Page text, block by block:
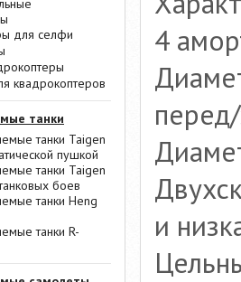
для селфи
квадрокоптеров
танки
танки Taigen
пушкой
танки Taigen
боев
танки Heng
танки R-
4
и